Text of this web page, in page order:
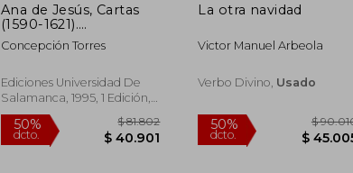
Ana de Jesús, Cartas
(1590-1621).
Religiosidad y Vida
Cotidiana en la
Siglo de oro (Estudios
Filológicos)
Concepción Torres
Ediciones Universidad De
Salamanca, 1995, 1 Edición,
Tapa Blanda, Nuevo
La otra navidad
Victor Manuel Arbeola
Verbo Divino, Usado